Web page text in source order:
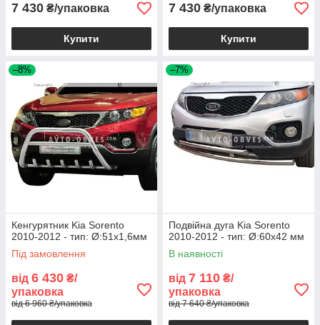
7 430 ₴/упаковка
Купити
7 430 ₴/упаковка
Купити
–8%
Кенгурятник Kia Sorento
2010-2012 - тип: Ø:51х1,6мм
Під замовлення
від 6 430 ₴/
упаковка
від 6 960 ₴/упаковка
–7%
Подвійна дуга Kia Sorento
2010-2012 - тип: Ø:60х42 мм
В наявності
від 7 110 ₴/
упаковка
від 7 640 ₴/упаковка